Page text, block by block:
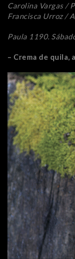
Carolina Vargas /
Francisca Urroz /
Paula 1190.
– Crema de quila,